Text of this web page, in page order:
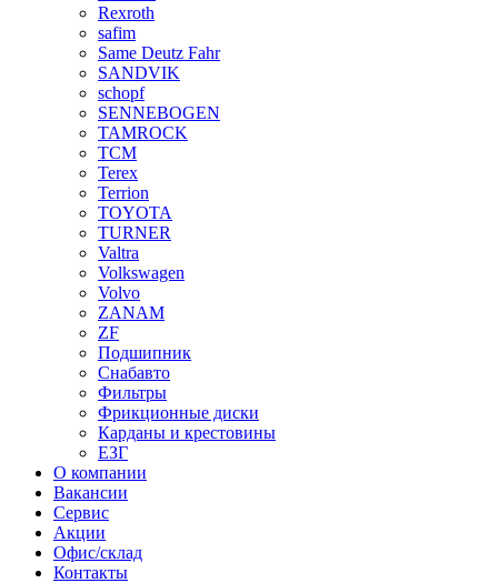
Rexroth
safim
Same Deutz Fahr
SANDVIK
schopf
SENNEBOGEN
TAMROCK
TCM
Terex
Terrion
TOYOTA
TURNER
Valtra
Volkswagen
Volvo
ZANAM
ZF
Подшипник
Снабавто
Фильтры
Фрикционные диски
Карданы и крестовины
ЕЗГ
О компании
Вакансии
Сервис
Акции
Офис/склад
Контакты